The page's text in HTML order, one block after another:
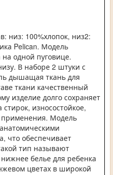
низ: 100%хлопок, низ2:
Pelican. Модель
одной пуговице.
В наборе 2 штуки с
дышащая ткань для
ткани качественный
изделие долго сохраняет
износостойкое,
применения. Модель
что обеспечивает
тип называют
белье для ребенка
цветах в широкой